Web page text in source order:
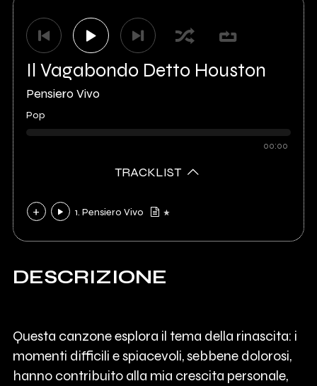
Il Vagabondo Detto Houston
Pensiero Vivo
Pop
00:00
TRACKLIST
1. Pensiero Vivo
DESCRIZIONE
Questa canzone esplora il tema della rinascita: i
momenti difficili e spiacevoli, sebbene dolorosi,
hanno contribuito alla mia crescita personale,